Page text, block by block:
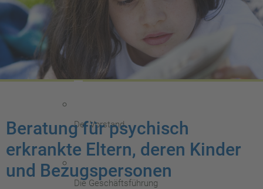
Der Kinderschutzbund Orts- und Kreisverband
Leitbild des Kinderschutzbundes
Der Vorstand
Die Geschäftsführung
Beratung für psychisch
erkrankte Eltern, deren Kinder
und Bezugspersonen